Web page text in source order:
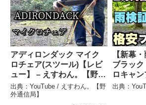
アディロンダック マイク
ロチェア(スツール)【レビ
ュー】 – えすわん。【野外
通信局】
出典：YouTube / えすわん。【野
外通信局】
【新幕
ブラッ
ロキャ
ーリング
出典：